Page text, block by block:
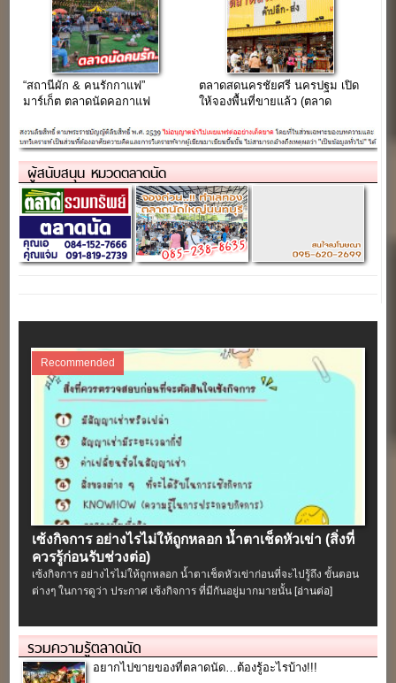
“สถานีผัก & คนรักกาแฟ”
มาร์เก็ต ตลาดนัดคอกาแฟ
พุทธมณฑล
ตลาดสดนครชัยศรี นครปฐม เปิด
ให้จองพื้นที่ขายแล้ว (ตลาด
ผู้สนับสนุน หมวดตลาดนัด
Recommended
เซ้งกิจการ อย่างไรไม่ให้ถูกหลอก น้ำตาเช็ดหัวเข่า (สิ่งที่
ควรรู้ก่อนรับช่วงต่อ)
เซ้งกิจการ อย่างไรไม่ให้ถูกหลอก น้ำตาเช็ดหัวเข่าก่อนที่จะไปรู้ถึง ขั้นตอน
ต่างๆ ในการดูว่า ประกาศ เซ้งกิจการ ที่มีกันอยู่มากมายนั้น[อ่านต่อ]
รวมความรู้ตลาดนัด
อยากไปขายของที่ตลาดนัด…ต้องรู้อะไรบ้าง!!!